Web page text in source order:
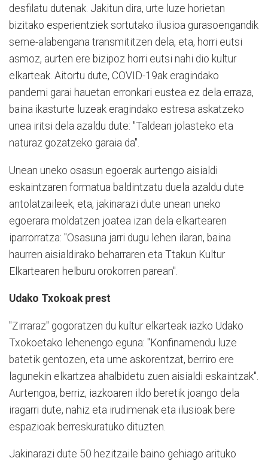
desfilatu dutenak. Jakitun dira, urte luze horietan
bizitako esperientziek sortutako ilusioa gurasoengandik
seme-alabengana transmititzen dela, eta, horri eutsi
asmoz, aurten ere bizipoz horri eutsi nahi dio kultur
elkarteak. Aitortu dute, COVID-19ak eragindako
pandemi garai hauetan erronkari eustea ez dela erraza,
baina ikasturte luzeak eragindako estresa askatzeko
unea iritsi dela azaldu dute: "Taldean jolasteko eta
naturaz gozatzeko garaia da".
Unean uneko osasun egoerak aurtengo aisialdi
eskaintzaren formatua baldintzatu duela azaldu dute
antolatzaileek, eta, jakinarazi dute unean uneko
egoerara moldatzen joatea izan dela elkartearen
iparrorratza: "Osasuna jarri dugu lehen ilaran, baina
haurren aisialdirako beharraren eta Ttakun Kultur
Elkartearen helburu orokorren parean".
Udako Txokoak prest
"Zirraraz" gogoratzen du kultur elkarteak iazko Udako
Txokoetako lehenengo eguna: "Konfinamendu luze
batetik gentozen, eta ume askorentzat, berriro ere
lagunekin elkartzea ahalbidetu zuen aisialdi eskaintzak".
Aurtengoa, berriz, iazkoaren ildo beretik joango dela
iragarri dute, nahiz eta irudimenak eta ilusioak bere
espazioak berreskuratuko dituzten.
Jakinarazi dute 50 hezitzaile baino gehiago arituko